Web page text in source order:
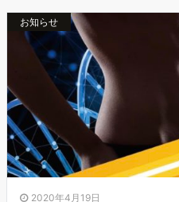
お知らせ
2020年4月19日